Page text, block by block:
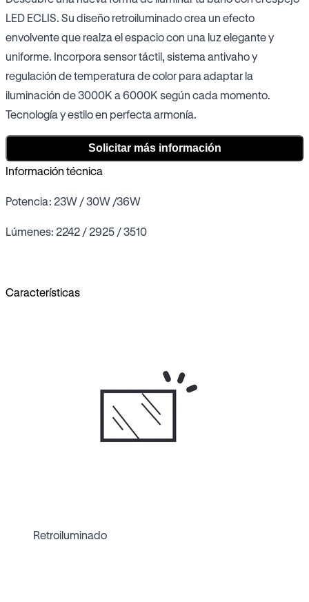
LED ECLIS. Su diseño retroiluminado crea un efecto
envolvente que realza el espacio con una luz elegante y
uniforme. Incorpora sensor táctil, sistema antivaho y
regulación de temperatura de color para adaptar la
iluminación de 3000K a 6000K según cada momento.
Tecnología y estilo en perfecta armonía.
Solicitar más información
Información técnica
Potencia: 23W / 30W /36W
Lúmenes: 2242 / 2925 / 3510
Características
Retroiluminado